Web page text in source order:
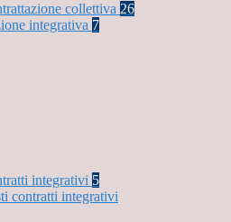
collettiva 26
integrativa 7
integrativi 5
contratti integrativi